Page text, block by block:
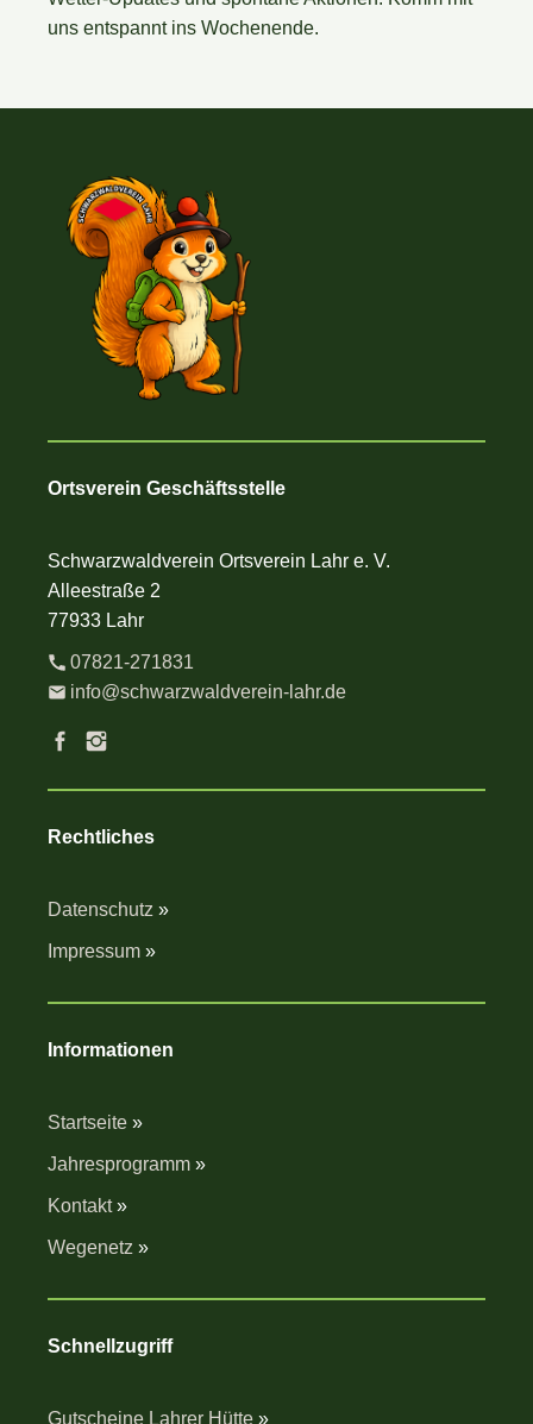
uns entspannt ins Wochenende.
Ortsverein Geschäftsstelle
Schwarzwaldverein Ortsverein Lahr e. V.
Alleestraße 2
77933 Lahr
07821-271831
info@schwarzwaldverein-lahr.de
Rechtliches
Datenschutz »
Impressum »
Informationen
Startseite »
Jahresprogramm »
Kontakt»
Wegenetz »
Schnellzugriff
Gutscheine Lahrer Hütte »